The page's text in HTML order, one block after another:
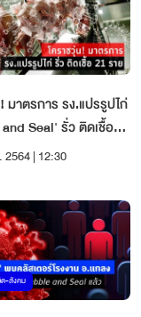
มาตรการ รง.แปรรูปไก่
Seal' รั่ว ติดเชื้อ
2564 | 12:30
-สังคม